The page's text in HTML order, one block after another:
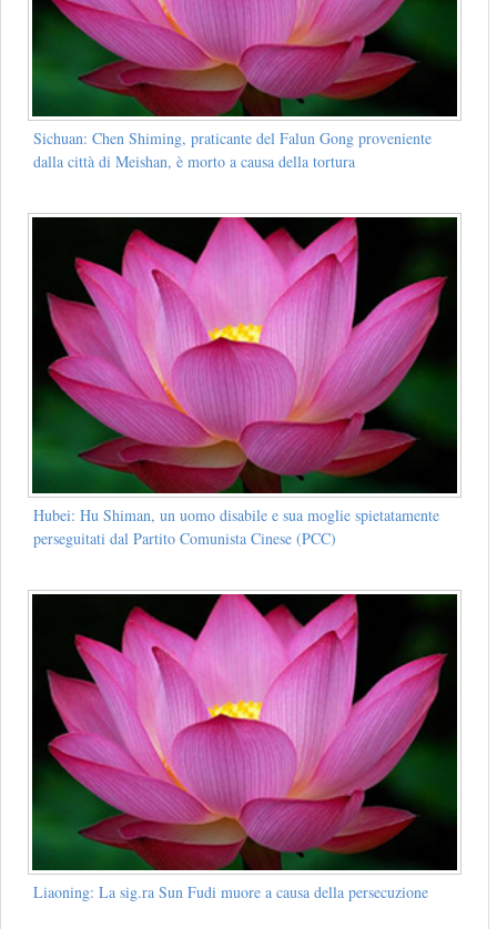
Sichuan: Chen Shiming, praticante del Falun Gong proveniente
dalla città di Meishan, è morto a causa della tortura
Hubei: Hu Shiman, un uomo disabile e sua moglie spietatamente
perseguitati dal Partito Comunista Cinese (PCC)
Liaoning: La sig.ra Sun Fudi muore a causa della persecuzione